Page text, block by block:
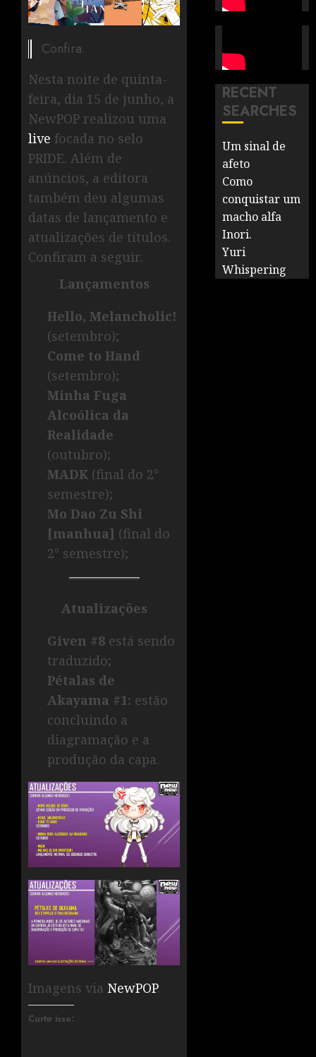
Confira.
Nesta noite de quinta-
feira, dia 15 de junho, a
NewPOP realizou uma
live focada no selo
PRIDE. Além de
anúncios, a editora
também deu algumas
datas de lançamento e
atualizações de títulos.
Confiram a seguir.
Lançamentos
Hello, Melancholic!
(setembro);
Come to Hand
(setembro);
Minha Fuga
Alcoólica da
Realidade
(outubro);
MADK (final do 2°
semestre);
Mo Dao Zu Shi
[manhua] (final do
2° semestre);
Atualizações
Given #8 está sendo
traduzido;
Pétalas de
Akayama #1: estão
concluindo a
diagramação e a
produção da capa.
Imagens via NewPOP.
Curtir isso:
RECENT
SEARCHES
Um sinal de
afeto
Como
conquistar um
macho alfa
Inori.
Yuri
Whispering